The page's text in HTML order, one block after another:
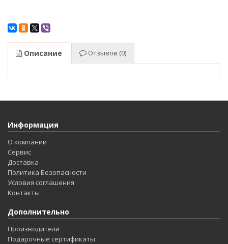
Описание Отзывов (0)
Информация
О компании
Сервис
Доставка
Политика Безопасности
Условия соглашения
Контакты
Дополнительно
Производители
Подарочные сертификаты